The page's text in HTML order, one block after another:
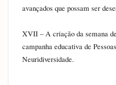
avançados que possam ser
XVII – A criação da semana
campanha educativa de
Neuridiversidade.